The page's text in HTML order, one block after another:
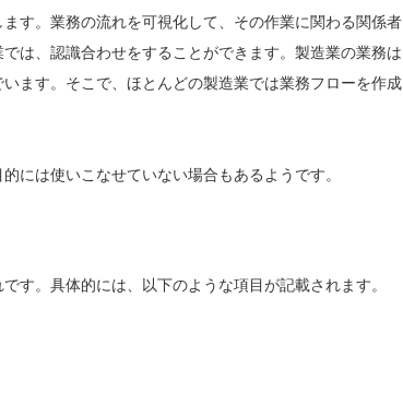
す。業務の流れを可視化して、その作業に関わる関係者
は、認識合わせをすることができます。製造業の業務は
ます。そこで、ほとんどの製造業では業務フローを作成
には使いこなせていない場合もあるようです。
す。具体的には、以下のような項目が記載されます。